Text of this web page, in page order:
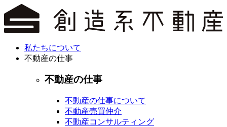
私たちについて
不動産の仕事
不動産の仕事
不動産の仕事について
不動産売買仲介
不動産コンサルティング